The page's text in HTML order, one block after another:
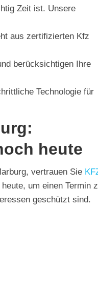
Zeit ist. Unsere
aus zertifizierten Kfz
berücksichtigen Ihre
Technologie für
heute
vertrauen Sie
um einen Termin
geschützt sind.